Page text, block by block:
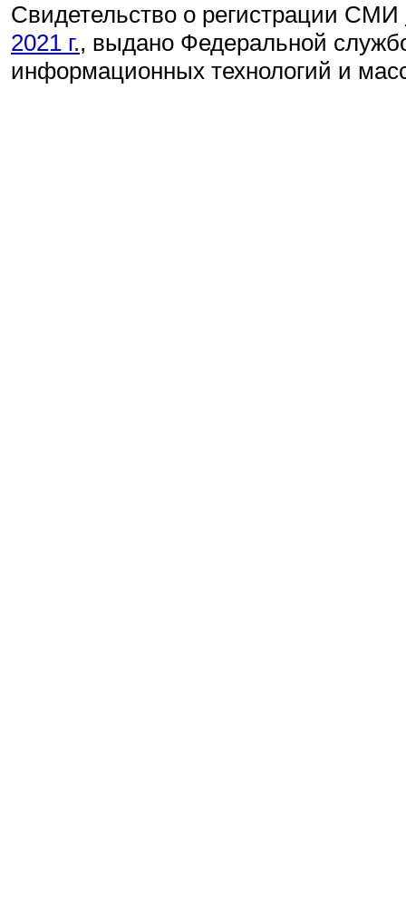
Свидетельство о регистрации СМИ
2021 г., выдано Федеральной
информационных технологий и